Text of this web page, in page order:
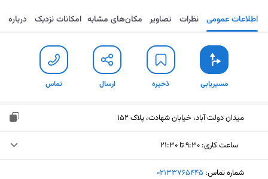
مسیریابی ذخیره ارسال تماس اطلاعات عمومی نظرات تصاویر مکان‌های مشابه امکانات نزدیک درباره
مسیریابی ذخیره ارسال تماس
میدان دولت آباد، خیابان شهادت، پلاک ۱۵۲
ساعت کاری: ۹:۳۰ تا ۲۱:۳۰
چهارشنبه (امروز)
شماره تماس: ‎02133765445